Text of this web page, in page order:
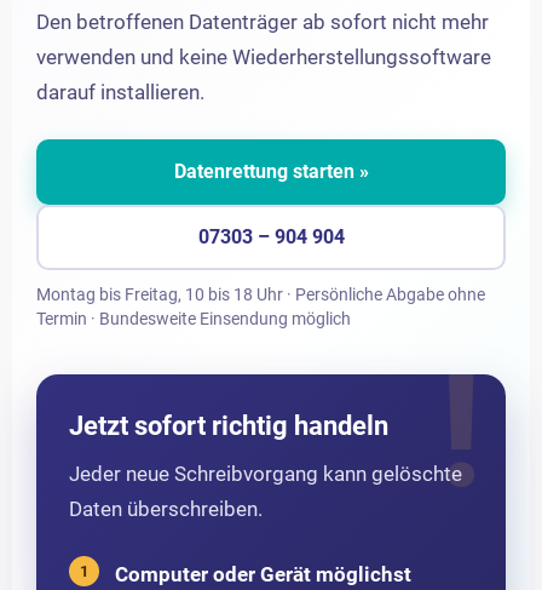
Den betroffenen Datenträger ab sofort nicht mehr
verwenden und keine Wiederherstellungssoftware
darauf installieren.
Datenrettung starten »
07303 – 904 904
Montag bis Freitag, 10 bis 18 Uhr · Persönliche Abgabe ohne
Termin · Bundesweite Einsendung möglich
Jetzt sofort richtig handeln
Jeder neue Schreibvorgang kann gelöschte
Daten überschreiben.
Computer oder Gerät möglichst